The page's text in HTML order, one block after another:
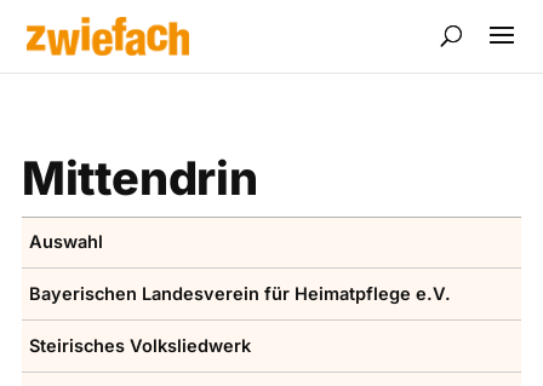
Mittendrin
Auswahl
Bayerischen ­Landesverein für Heimatpflege e.V.
Steirisches Volksliedwerk